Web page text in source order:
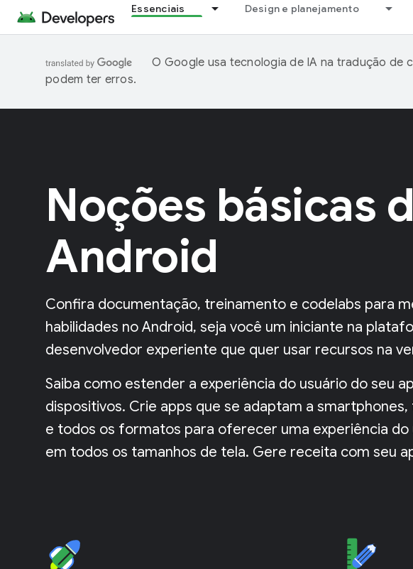
Essenciais Design e planejamento
O Google usa tecnologia de IA na tradução de
podem ter erros.
Noções básicas
Android
Confira documentação, treinamento e codelabs para
habilidades no Android, seja você um iniciante na
desenvolvedor experiente que quer usar recursos na
Saiba como estender a experiência do usuário do seu
dispositivos. Crie apps que se adaptam a
e todos os formatos para oferecer uma experiência do
em todos os tamanhos de tela. Gere receita com seu